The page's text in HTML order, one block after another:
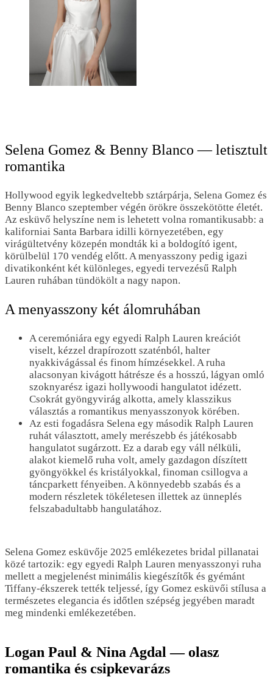
Selena Gomez & Benny Blanco — letisztult
romantika
Hollywood egyik legkedveltebb sztárpárja, Selena Gomez és
Benny Blanco szeptember végén örökre összekötötte életét.
Az esküvő helyszíne nem is lehetett volna romantikusabb: a
kaliforniai Santa Barbara idilli környezetében, egy
virágültetvény közepén mondták ki a boldogító igent,
körülbelül 170 vendég előtt. A menyasszony pedig igazi
divatikonként két különleges, egyedi tervezésű Ralph
Lauren ruhában tündökölt a nagy napon.
A menyasszony két álomruhában
A ceremóniára egy egyedi Ralph Lauren kreációt
viselt, kézzel drapírozott szaténból, halter
nyakkivágással és finom hímzésekkel. A ruha
alacsonyan kivágott hátrésze és a hosszú, lágyan omló
szoknyarész igazi hollywoodi hangulatot idézett.
Csokrát gyöngyvirág alkotta, amely klasszikus
választás a romantikus menyasszonyok körében.
Az esti fogadásra Selena egy második Ralph Lauren
ruhát választott, amely merészebb és játékosabb
hangulatot sugárzott. Ez a darab egy váll nélküli,
alakot kiemelő ruha volt, amely gazdagon díszített
gyöngyökkel és kristályokkal, finoman csillogva a
táncparkett fényeiben. A könnyedebb szabás és a
modern részletek tökéletesen illettek az ünneplés
felszabadultabb hangulatához.
Selena Gomez esküvője 2025 emlékezetes bridal pillanatai
közé tartozik: egy egyedi Ralph Lauren menyasszonyi ruha
mellett a megjelenést minimális kiegészítők és gyémánt
Tiffany-ékszerek tették teljessé, így Gomez esküvői stílusa a
természetes elegancia és időtlen szépség jegyében maradt
meg mindenki emlékezetében.
Logan Paul & Nina Agdal — olasz
romantika és csipkevarázs